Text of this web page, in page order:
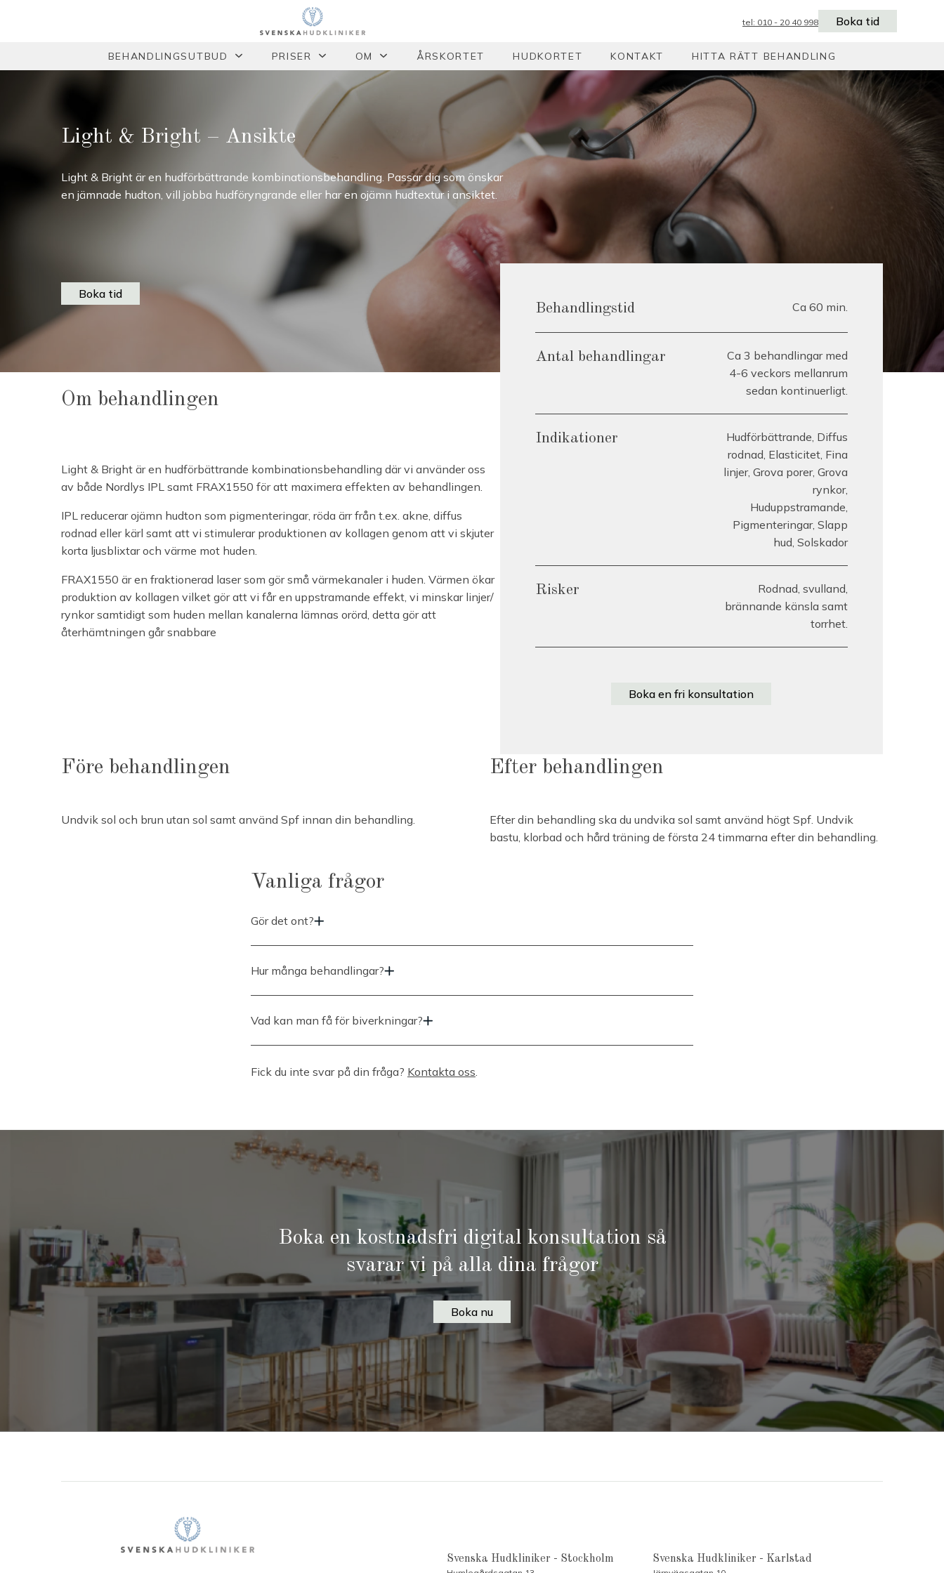
tel: 010 - 20 40 998 Boka tid
BEHANDLINGSUTBUD PRISER OM ÅRSKORTET HUDKORTET KONTAKT HITTA RÄTT BEHANDLING
Light & Bright – Ansikte
Light & Bright är en hudförbättrande kombinationsbehandling. Passar dig som önskar
en jämnade hudton, vill jobba hudföryngrande eller har en ojämn hudtextur i ansiktet.
Boka tid
Om behandlingen
Light & Bright är en hudförbättrande kombinationsbehandling där vi använder oss
av både Nordlys IPL samt FRAX1550 för att maximera effekten av behandlingen.
IPL reducerar ojämn hudton som pigmenteringar, röda ärr från t.ex. akne, diffus
rodnad eller kärl samt att vi stimulerar produktionen av kollagen genom att vi skjuter
korta ljusblixtar och värme mot huden.
FRAX1550 är en fraktionerad laser som gör små värmekanaler i huden. Värmen ökar
produktion av kollagen vilket gör att vi får en uppstramande effekt, vi minskar linjer/
rynkor samtidigt som huden mellan kanalerna lämnas orörd, detta gör att
återhämtningen går snabbare
Behandlingstid Ca 60 min.
Antal behandlingar
Ca 3 behandlingar med
4-6 veckors mellanrum
sedan kontinuerligt.
Indikationer
Hudförbättrande, Diffus
rodnad, Elasticitet, Fina
linjer, Grova porer, Grova
rynkor,
Huduppstramande,
Pigmenteringar, Slapp
hud, Solskador
Risker
Rodnad, svulland,
brännande känsla samt
torrhet.
Boka en fri konsultation
Före behandlingen
Undvik sol och brun utan sol samt använd Spf innan din behandling.
Efter behandlingen
Efter din behandling ska du undvika sol samt använd högt Spf. Undvik
bastu, klorbad och hård träning de första 24 timmarna efter din behandling.
Vanliga frågor
Gör det ont?
Behandlingen kan upplevas som något obekväm, kom gärna 30 min innan så lägger vi på en
lokalbedövande salva på området.
Hur många behandlingar?
Kur på ca 3 behandlingar med 4-6 veckors mellanrum (individuella skillnader).
Vad kan man få för biverkningar?
Inga biverkningar förutom rodnad, svullnad samt torrhet.
Fick du inte svar på din fråga? Kontakta oss.
Boka en kostnadsfri digital konsultation så
svarar vi på alla dina frågor
Boka nu
Svenska Hudkliniker - Stockholm Svenska Hudkliniker - Karlstad